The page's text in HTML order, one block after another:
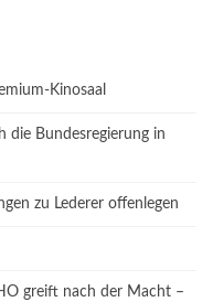
Kinosaal
die Bundesregierung in
zu Lederer offenlegen
greift nach der Macht –